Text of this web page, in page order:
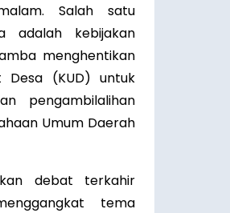
Salah satu
adalah kebijakan
menghentikan
Desa (KUD) untuk
pengambilalihan
Umum Daerah
debat terkahir
tema